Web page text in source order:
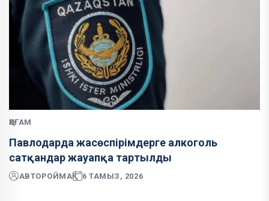
ҚОҒАМ
Павлодарда жасөспірімдерге алкоголь
сатқандар жауапқа тартылды
АВТОРОЙМАҚ 6 ТАМЫЗ, 2026